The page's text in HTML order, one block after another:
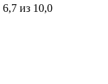
6,7 из 10,0